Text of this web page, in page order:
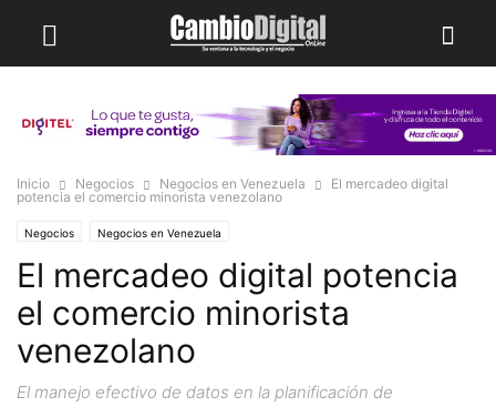
Inicio Negocios Negocios en Venezuela
El mercadeo digital
potencia el comercio minorista venezolano
Negocios Negocios en Venezuela
El mercadeo digital potencia
el comercio minorista
venezolano
El manejo efectivo de datos en la planificación de